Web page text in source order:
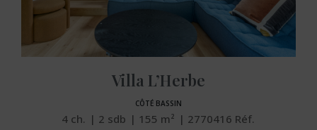
Villa L’Herbe
CÔTÉ BASSIN
4 ch. 2 sdb 155 m² 2770416 Réf.